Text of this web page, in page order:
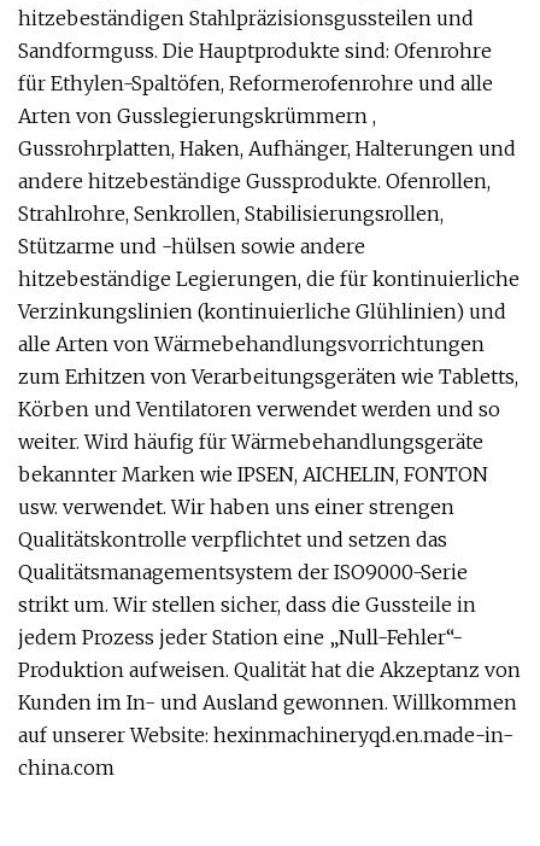
hitzebeständigen Stahlpräzisionsgussteilen und
Sandformguss. Die Hauptprodukte sind: Ofenrohre
für Ethylen-Spaltöfen, Reformerofenrohre und alle
Arten von Gusslegierungskrümmern ,
Gussrohrplatten, Haken, Aufhänger, Halterungen und
andere hitzebeständige Gussprodukte. Ofenrollen,
Strahlrohre, Senkrollen, Stabilisierungsrollen,
Stützarme und -hülsen sowie andere
hitzebeständige Legierungen, die für kontinuierliche
Verzinkungslinien (kontinuierliche Glühlinien) und
alle Arten von Wärmebehandlungsvorrichtungen
zum Erhitzen von Verarbeitungsgeräten wie Tabletts,
Körben und Ventilatoren verwendet werden und so
weiter. Wird häufig für Wärmebehandlungsgeräte
bekannter Marken wie IPSEN, AICHELIN, FONTON
usw. verwendet. Wir haben uns einer strengen
Qualitätskontrolle verpflichtet und setzen das
Qualitätsmanagementsystem der ISO9000-Serie
strikt um. Wir stellen sicher, dass die Gussteile in
jedem Prozess jeder Station eine „Null-Fehler“-
Produktion aufweisen. Qualität hat die Akzeptanz von
Kunden im In- und Ausland gewonnen. Willkommen
auf unserer Website: hexinmachineryqd.en.made-in-
china.com